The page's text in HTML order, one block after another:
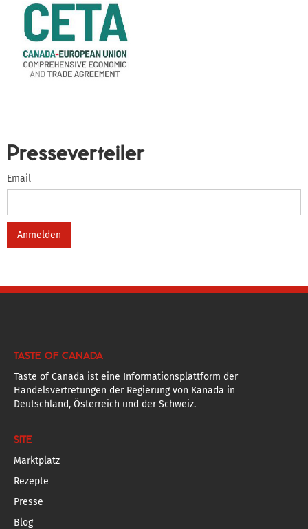
Presseverteiler
Email
TASTE OF CANADA
Taste of Canada ist eine Informationsplattform der
Handelsvertretungen der Regierung von Kanada in
Deutschland, Österreich und der Schweiz.
SITE
Marktplatz
Rezepte
Presse
Blog